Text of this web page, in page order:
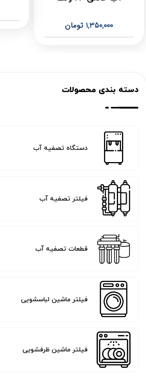
1,350,000 تومان
دسته بندی محصولات
دستگاه تصفیه آب
فیلتر تصفیه آب
قطعات تصفیه آب
فیلتر ماشین لباسشویی
فیلتر ماشین ظرفشویی